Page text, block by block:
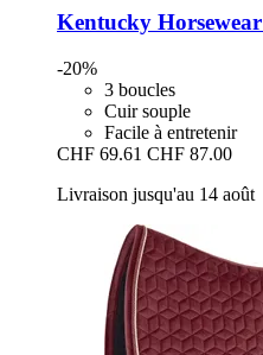
Kentucky Horsewear
-20%
3 boucles
Cuir souple
Facile à entretenir
CHF 69.61 CHF 87.00
Livraison jusqu'au 14 août